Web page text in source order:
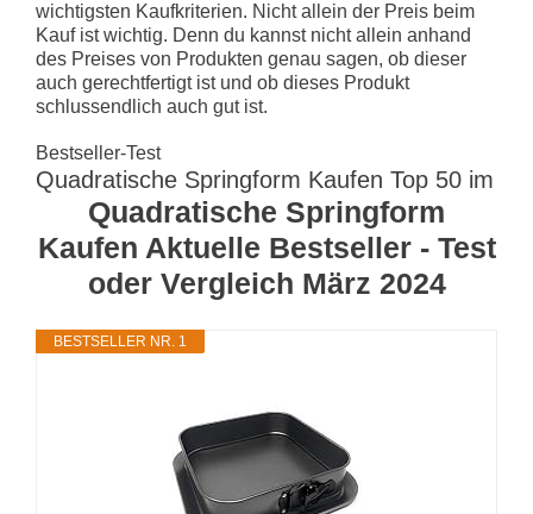
wichtigsten Kaufkriterien. Nicht allein der Preis beim
Kauf ist wichtig. Denn du kannst nicht allein anhand
des Preises von Produkten genau sagen, ob dieser
auch gerechtfertigt ist und ob dieses Produkt
schlussendlich auch gut ist.
Bestseller-Test
Quadratische Springform Kaufen Top 50 im
Quadratische Springform
Kaufen Aktuelle Bestseller - Test
oder Vergleich März 2024
BESTSELLER NR. 1